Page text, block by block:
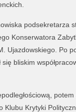
podsekretarza
Konserwatora
Ujazdowskiego. Po
bliskim
Klubu Krytyki